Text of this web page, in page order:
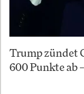
Trump zündet
600 Punkte ab